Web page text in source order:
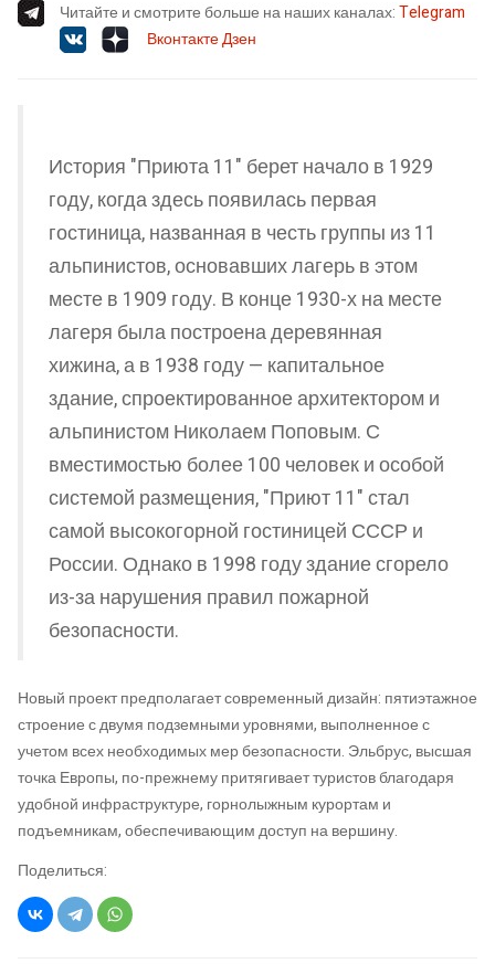
Читайте и смотрите больше на наших каналах:Telegram
ВконтактеДзен
История "Приюта 11" берет начало в 1929
году, когда здесь появилась первая
гостиница, названная в честь группы из 11
альпинистов, основавших лагерь в этом
месте в 1909 году. В конце 1930-х на месте
лагеря была построена деревянная
хижина, а в 1938 году — капитальное
здание, спроектированное архитектором и
альпинистом Николаем Поповым. С
вместимостью более 100 человек и особой
системой размещения, "Приют 11" стал
самой высокогорной гостиницей СССР и
России. Однако в 1998 году здание сгорело
из-за нарушения правил пожарной
безопасности.
Новый проект предполагает современный дизайн: пятиэтажное
строение с двумя подземными уровнями, выполненное с
учетом всех необходимых мер безопасности. Эльбрус, высшая
точка Европы, по-прежнему притягивает туристов благодаря
удобной инфраструктуре, горнолыжным курортам и
подъемникам, обеспечивающим доступ на вершину.
Поделиться: